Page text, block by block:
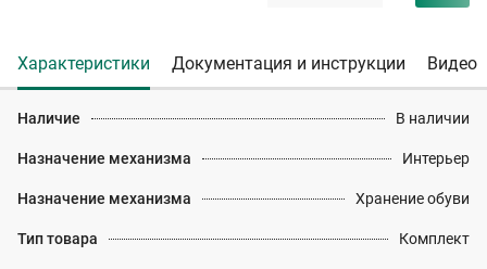
Характеристики Документация и инструкции Видео
Наличие В наличии
Назначение механизма Интерьер
Назначение механизма Хранение обуви
Тип товара Комплект